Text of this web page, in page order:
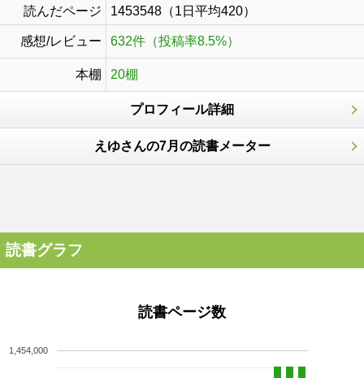
読んだページ
1453548（1日平均420）
感想/レビュー 632件（投稿率8.5%）
本棚 20棚
プロフィール詳細
えゆさんの7月の読書メーター
読書グラフ
読書ページ数
1,454,000